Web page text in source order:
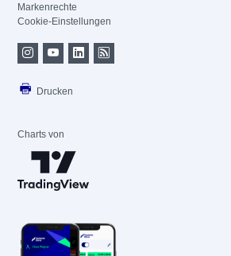
Markenrechte
Cookie-Einstellungen
Drucken
Charts von